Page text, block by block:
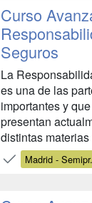
en el Reglamento
Mercantil.El
muy práctica d...
Curso
Seguros
La
es una de las
importantes y
presentan
distintas
las cuatro
generando
Madrid - Semipr.